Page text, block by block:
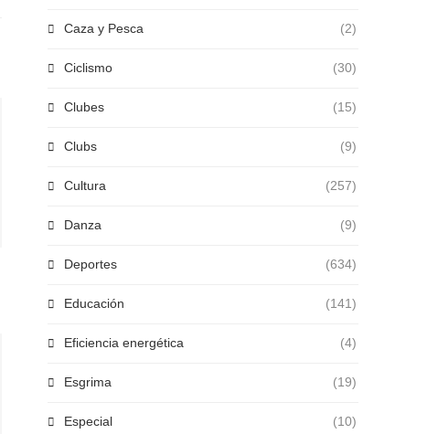
Caza y Pesca (2)
Ciclismo (30)
Clubes (15)
Clubs (9)
Cultura (257)
Danza (9)
Deportes (634)
Educación (141)
Eficiencia energética (4)
Esgrima (19)
Especial (10)